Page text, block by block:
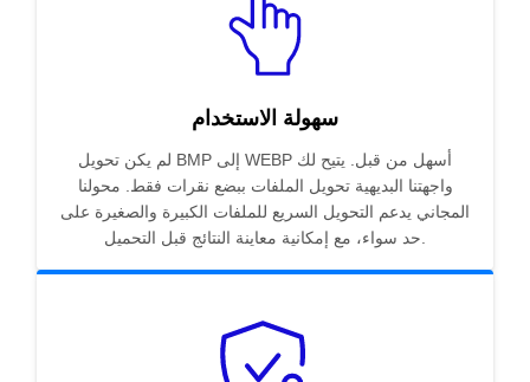
سهولة الاستخدام
لم يكن تحويل BMP إلى WEBP أسهل من قبل. يتيح لك
واجهتنا البديهية تحويل الملفات ببضع نقرات فقط. محولنا
المجاني يدعم التحويل السريع للملفات الكبيرة والصغيرة على
حد سواء، مع إمكانية معاينة النتائج قبل التحميل.